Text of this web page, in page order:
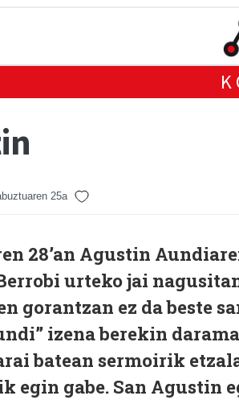
25a
28’an Agustin
urteko jai
gorantzan ez da beste
izena berekin
batean sermoirik
egin gabe. San Agustin